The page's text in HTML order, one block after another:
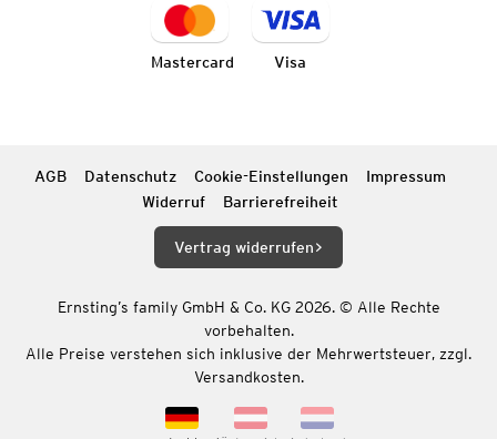
Mastercard Visa
AGB Datenschutz Cookie-Einstellungen
Impressum
Widerruf
Barrierefreiheit
Vertrag widerrufen
Ernsting’s family GmbH & Co. KG 2026. © Alle Rechte
vorbehalten.
Alle Preise verstehen sich inklusive der Mehrwertsteuer, zzgl.
Versandkosten.